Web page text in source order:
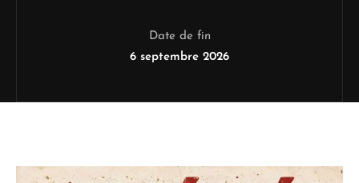
Date de fin
6 septembre 2026